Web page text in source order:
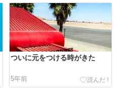
ついに元をつける時がきた
5年前